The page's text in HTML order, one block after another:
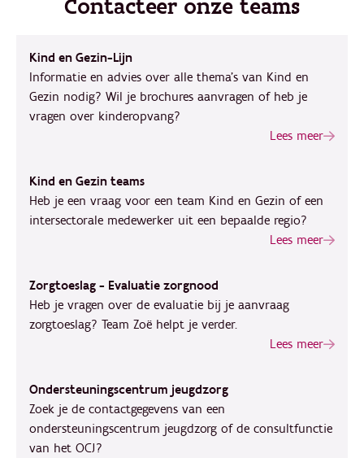
Contacteer onze teams
Kind en Gezin-Lijn
Informatie en advies over alle thema's van Kind en
Gezin nodig? Wil je brochures aanvragen of heb je
vragen over kinderopvang?
Lees meer
Kind en Gezin teams
Heb je een vraag voor een team Kind en Gezin of een
intersectorale medewerker uit een bepaalde regio?
Lees meer
Zorgtoeslag - Evaluatie zorgnood
Heb je vragen over de evaluatie bij je aanvraag
zorgtoeslag? Team Zoë helpt je verder.
Lees meer
Ondersteuningscentrum jeugdzorg
Zoek je de contactgegevens van een
ondersteuningscentrum jeugdzorg of de consultfunctie
van het OCJ?